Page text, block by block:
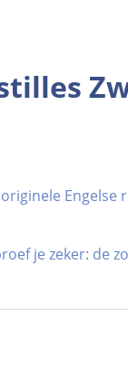
Engelse
je zeker: de